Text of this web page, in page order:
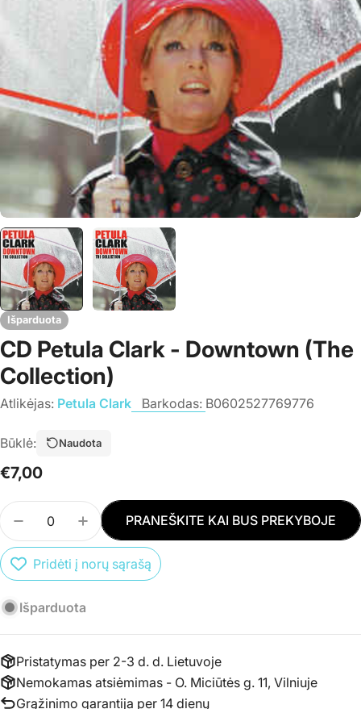
Išparduota
CD Petula Clark - Downtown (The
Collection)
Atlikėjas: Petula Clark Barkodas: B0602527769776
Būklė: Naudota
Įprasta
€7,00
Kiekis
SUMAŽINTI PREKĖS CD PETULA CLARK -
PADIDINTI PREKĖS CD PETULA
PRANEŠKITE KAI BUS PREKYBOJE
Pridėti į norų sąrašą
Išparduota
Pristatymas per 2-3 d. d. Lietuvoje
Nemokamas atsiėmimas - O. Miciūtės g. 11, Vilniuje
Grąžinimo garantija per 14 dienų